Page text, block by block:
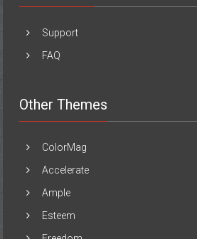
Support
FAQ
Other Themes
ColorMag
Accelerate
Ample
Esteem